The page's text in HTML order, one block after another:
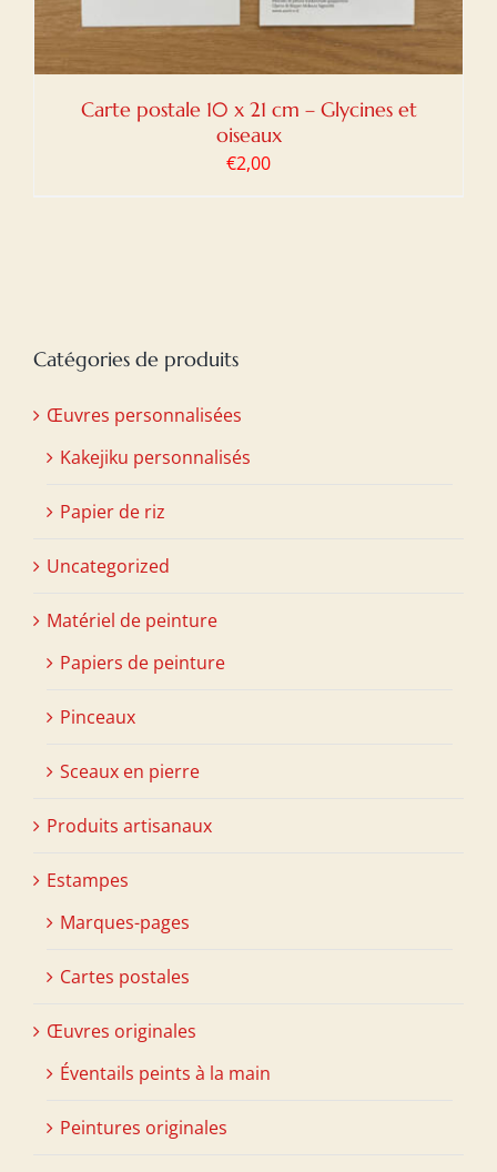
Carte postale 10 x 21 cm – Glycines et
oiseaux
€2,00
Catégories de produits
Œuvres personnalisées
Kakejiku personnalisés
Papier de riz
Uncategorized
Matériel de peinture
Papiers de peinture
Pinceaux
Sceaux en pierre
Produits artisanaux
Estampes
Marques-pages
Cartes postales
Œuvres originales
Éventails peints à la main
Peintures originales